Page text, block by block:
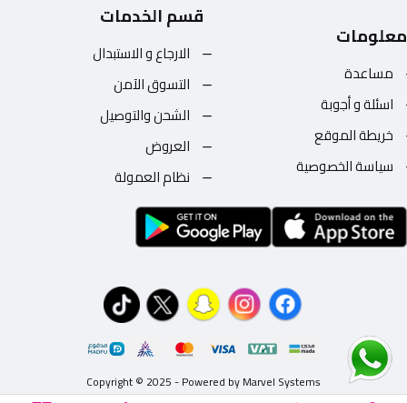
معلومات
مساعدة
اسئلة و أجوبة
خريطة الموقع
سياسة الخصوصية
قسم الخدمات
الارجاع و الاستبدال
التسوق الآمن
الشحن والتوصيل
العروض
نظام العمولة
Copyright © 2025 - Powered by Marvel Systems